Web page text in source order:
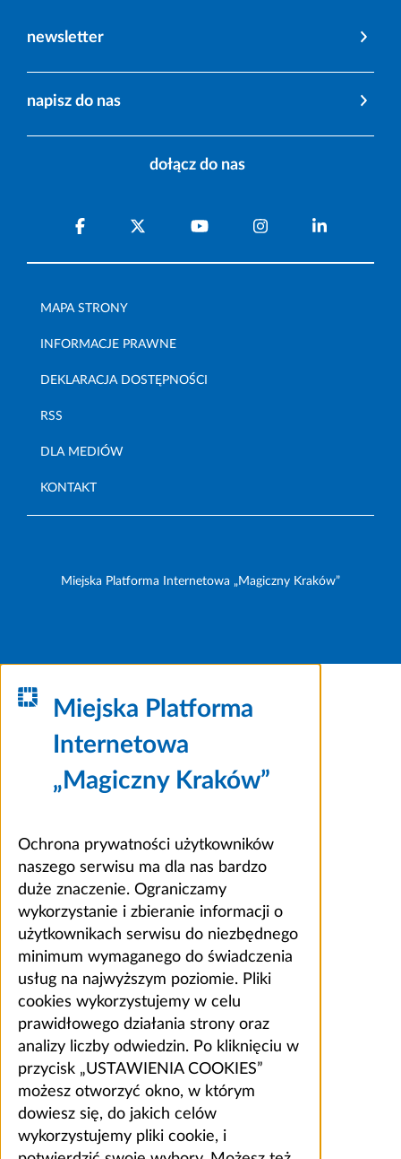
newsletter
napisz do nas
dołącz do nas
MAPA STRONY
INFORMACJE PRAWNE
DEKLARACJA DOSTĘPNOŚCI
RSS
DLA MEDIÓW
KONTAKT
Miejska Platforma Internetowa „Magiczny Kraków”
Miejska Platforma
Internetowa
„Magiczny Kraków”
Ochrona prywatności użytkowników
naszego serwisu ma dla nas bardzo
duże znaczenie. Ograniczamy
wykorzystanie i zbieranie informacji o
użytkownikach serwisu do niezbędnego
minimum wymaganego do świadczenia
usług na najwyższym poziomie. Pliki
cookies wykorzystujemy w celu
prawidłowego działania strony oraz
analizy liczby odwiedzin. Po kliknięciu w
przycisk „USTAWIENIA COOKIES”
możesz otworzyć okno, w którym
dowiesz się, do jakich celów
wykorzystujemy pliki cookie, i